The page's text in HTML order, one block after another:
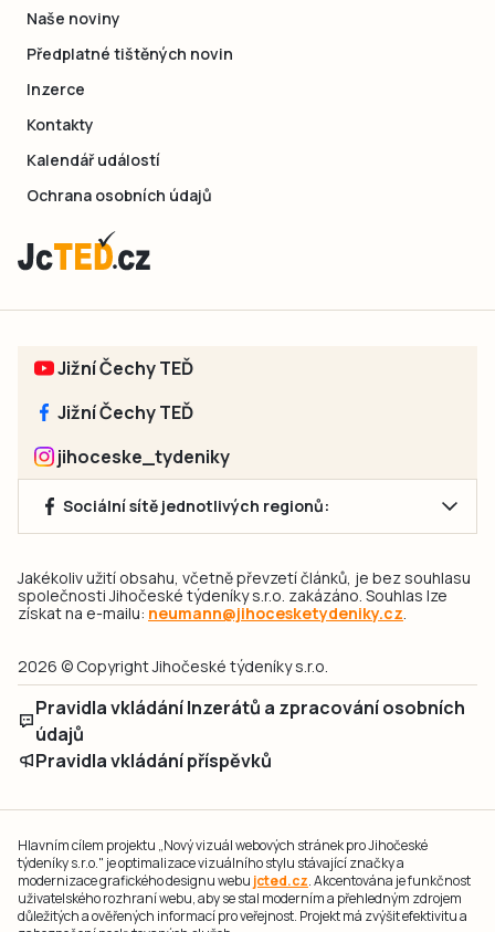
Naše noviny
Předplatné tištěných novin
Inzerce
Kontakty
Kalendář událostí
Ochrana osobních údajů
Jižní Čechy TEĎ
Jižní Čechy TEĎ
jihoceske_tydeniky
Sociální sítě jednotlivých regionů:
Jakékoliv užití obsahu, včetně převzetí článků, je bez souhlasu
společnosti Jihočeské týdeníky s.r.o. zakázáno. Souhlas lze
získat na e-mailu: neumann@jihocesketydeniky.cz.
2026 © Copyright Jihočeské týdeníky s.r.o.
Pravidla vkládání Inzerátů a zpracování osobních
údajů
Pravidla vkládání příspěvků
Hlavním cílem projektu „Nový vizuál webových stránek pro Jihočeské
týdeníky s.r.o." je optimalizace vizuálního stylu stávající značky a
modernizace grafického designu webu jcted.cz. Akcentována je funkčnost
uživatelského rozhraní webu, aby se stal moderním a přehledným zdrojem
důležitých a ověřených informací pro veřejnost. Projekt má zvýšit efektivitu a